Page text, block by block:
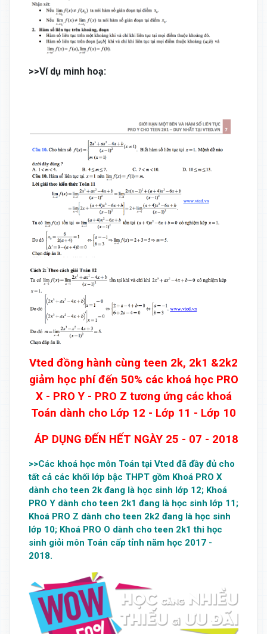
>>Ví dụ minh hoạ:
Vted đồng hành cùng teen 2k, 2k1 &2k2
giảm học phí đến 50% các khoá học PRO
X - PRO Y - PRO Z tương ứng các khoá
Toán dành cho Lớp 12 - Lớp 11 - Lớp 10
ÁP DỤNG ĐẾN HẾT NGÀY 25 - 07 - 2018
>>Các khoá học môn Toán tại Vted đã đầy đủ cho
tất cả các khối lớp bậc THPT gồm Khoá PRO X
dành cho teen 2k đang là học sinh lớp 12; Khoá
PRO Y dành cho teen 2k1 đang là học sinh lớp 11;
Khoá PRO Z dành cho teen 2k2 đang là học sinh
lớp 10; Khoá PRO O dành cho teen 2k1 thi học
sinh giỏi môn Toán cấp tỉnh năm học 2017 -
2018.